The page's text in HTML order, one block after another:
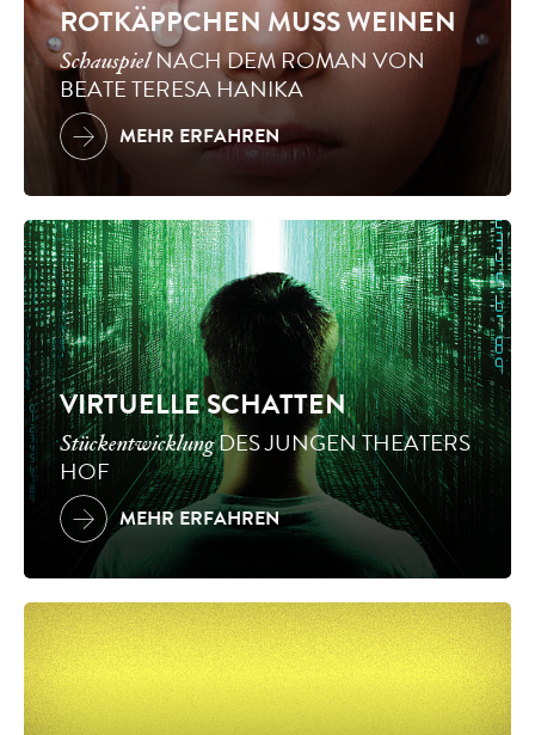
ROTKÄPPCHEN MUSS WEINEN
SchauspielNACH DEM ROMAN VON
BEATE TERESA HANIKA
MEHR ERFAHREN
VIRTUELLE SCHATTEN
StückentwicklungDES JUNGEN THEATERS
HOF
MEHR ERFAHREN